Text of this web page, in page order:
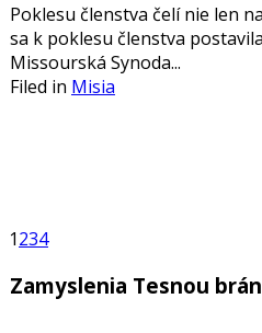
Poklesu členstva čelí nie len
sa k poklesu členstva
Missourská Synoda...
Filed in Misia
1234
Zamyslenia Tesnou